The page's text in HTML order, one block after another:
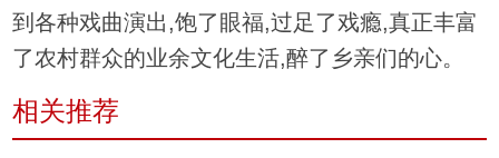
到各种戏曲演出,饱了眼福,过足了戏瘾,真正丰富
了农村群众的业余文化生活,醉了乡亲们的心。
相关推荐